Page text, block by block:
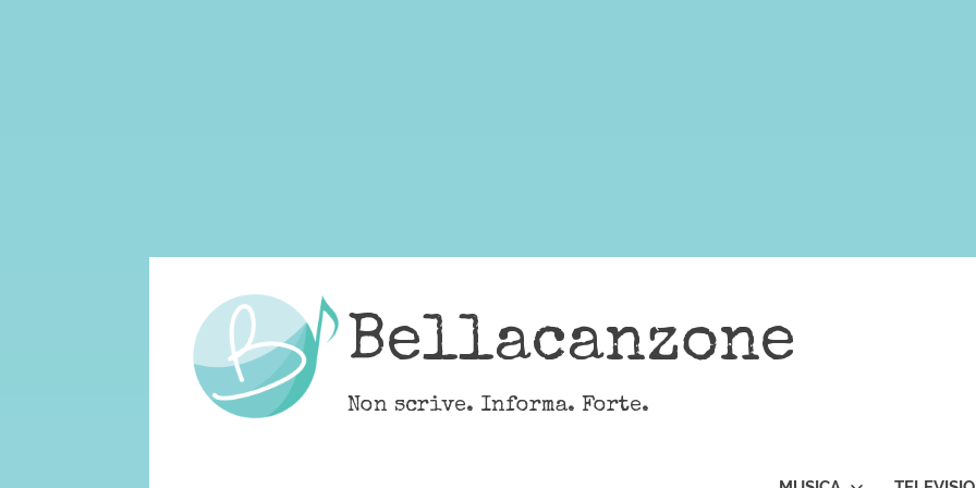
content
Bellacanzone
Non scrive. Informa. Forte.